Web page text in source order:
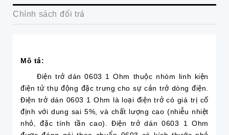
Chính sách đổi trả
Mô tả:
Điện trở dán 0603 1 Ohm thuộc nhóm linh kiện
điện tử thụ động đặc trưng cho sự cản trở dòng điện.
Điện trở dán 0603 1 Ohm là loại điện trở có giá trị cố
định với dung sai 5%, và chất lượng cao (nhiễu nhiệt
nhỏ, đặc tính tần cao). Điện trở dán 0603 1 Ohm